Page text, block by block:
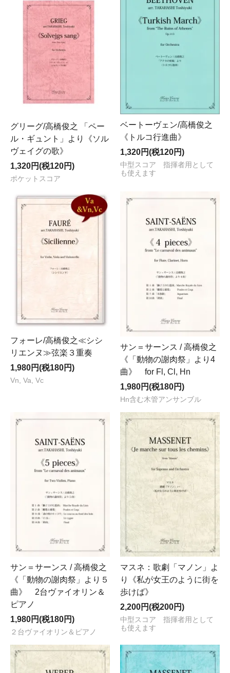
グリーグ/高橋俊之 「ペー
ル・ギュント」より《ソル
ヴェイグの歌》
1,320円(税120円)
ポケットスコア
ベートーヴェン/高橋俊之
《トルコ行進曲》
1,320円(税120円)
中型スコア 指揮者用として
も使えます
フォーレ/高橋俊之≪シシ
リエンヌ≫弦楽３重奏
1,980円(税180円)
Vn, Va, Vc
サン＝サーンス / 高橋俊之
《「動物の謝肉祭」より4
曲》 for Fl, Cl, Hn
1,980円(税180円)
Hn含む木管アンサンブル
サン＝サーンス / 高橋俊之
《「動物の謝肉祭」より５
曲》 2台ヴァイオリン＆
ピアノ
1,980円(税180円)
２台ヴァイオリン＆ピアノ
マスネ：歌劇「マノン」よ
り《私が女王のように街を
歩けば》
2,200円(税200円)
中型スコア 指揮者用として
も使えます